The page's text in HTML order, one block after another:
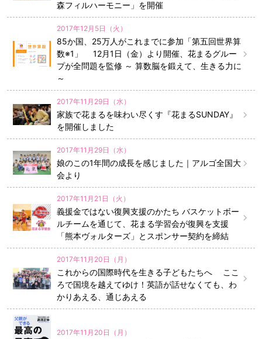
森フィルハーモニー」を開催
2017年12月5日（火）
85か国、25万人がこれまでに参加「第五回世界算
数※1」 12月1日（金）より開催、花まるグルー
プが全問題を監修 ～ 算数脳を鍛えて、生きる力に
～
2017年11月29日（水）
家族で花まるを味わい尽くす『花まるSUNDAY』
を開催しました
2017年11月29日（水）
娘のこの1年間の成長を感じました｜アルゴ全国大
会より
2017年11月21日（火）
義援金ではない復興支援のかたち バスケットボー
ルチームを通じて、花まる学習会が復興を支援
「熊本ヴォルターズ」とスポンサー契約を締結
2017年11月20日（月）
これからの国際時代を生きる子どもたちへ ここ
ろで国境を越えてゆけ！英語が話せなくても、わ
かりあえる、通じあえる
2017年11月20日（月）